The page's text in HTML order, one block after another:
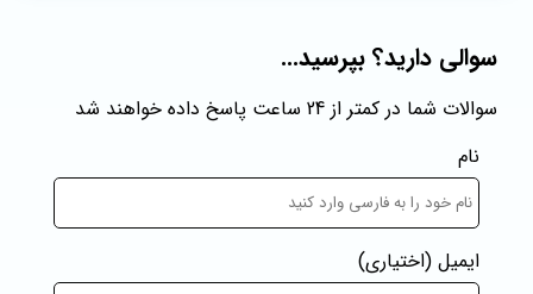
سوالی دارید؟ بپرسید...
سوالات شما در کمتر از 24 ساعت پاسخ داده خواهند شد
نام
ایمیل (اختیاری)